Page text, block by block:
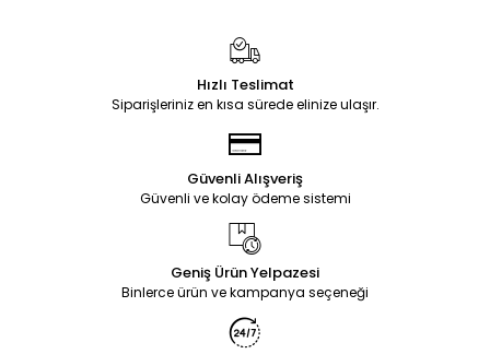
Hızlı Teslimat
Siparişleriniz en kısa sürede elinize ulaşır.
Güvenli Alışveriş
Güvenli ve kolay ödeme sistemi
Geniş Ürün Yelpazesi
Binlerce ürün ve kampanya seçeneği